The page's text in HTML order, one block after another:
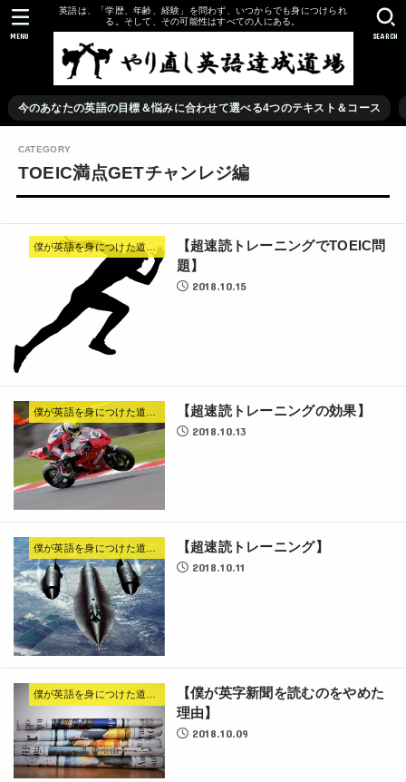
英語は、「学歴、年齢、経験」を問わず、いつからでも身につけられ
る。そして、その可能性はすべての人にある。
今のあなたの英語の目標＆悩みに合わせて選べる4つのテキスト＆コース
SEARCH
MENU
TOEIC満点GETチャンレジ編
【超速読トレーニングでTOEIC問
題】
2018.10.15
【超速読トレーニングの効果】
2018.10.13
【超速読トレーニング】
2018.10.11
僕が英語を身につけた道のり
【僕が英字新聞を読むのをやめた
理由】
2018.10.09